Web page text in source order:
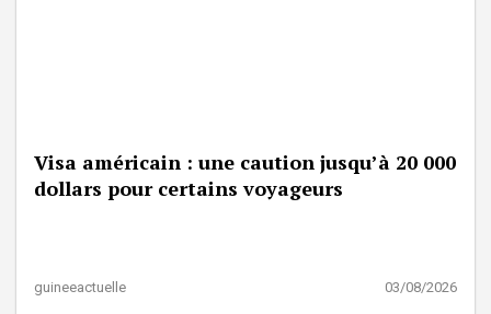
Visa américain : une caution jusqu’à 20 000
dollars pour certains voyageurs
guineeactuelle 03/08/2026